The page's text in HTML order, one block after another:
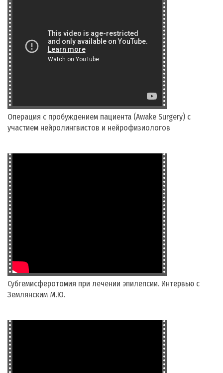
Операция с пробуждением пациента (Awake Surgery) с
участием нейролингвистов и нейрофизиологов
Субгемисферотомия при лечении эпилепсии. Интервью с
Землянским М.Ю.